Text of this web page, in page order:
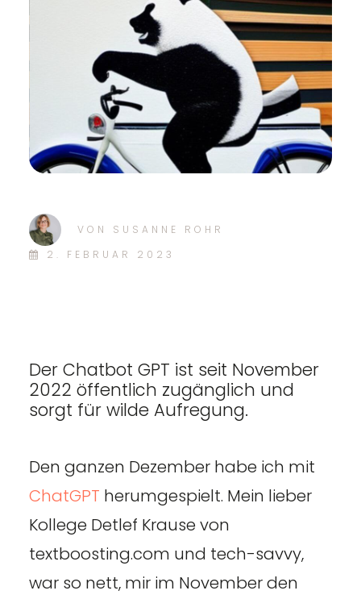
VON
SUSANNE ROHR
2. FEBRUAR 2023
Der Chatbot GPT ist seit November
2022 öffentlich zugänglich und
sorgt für wilde Aufregung.
Den ganzen Dezember habe ich mit
ChatGPT herumgespielt. Mein lieber
Kollege Detlef Krause von
textboosting.com und tech-savvy,
war so nett, mir im November den